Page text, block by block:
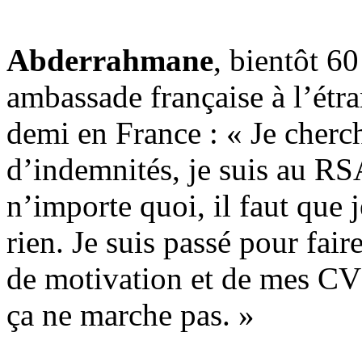
Abderrahmane, bientôt
ambassade française à
demi en France : « Je
d’indemnités, je suis au
n’importe quoi, il faut que
rien. Je suis passé pour
de motivation et de mes
ça ne marche pas. »